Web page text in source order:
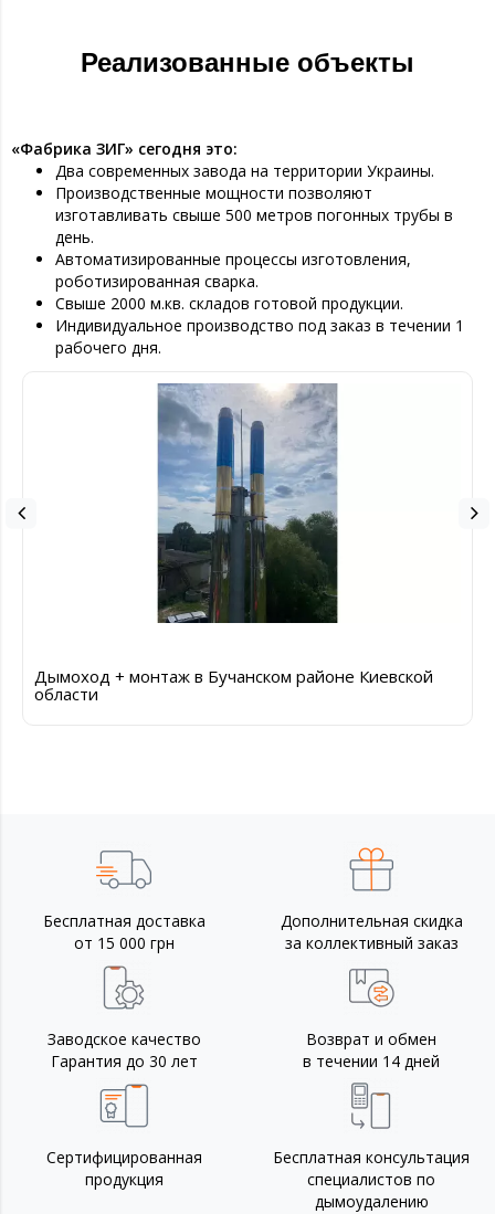
Реализованные объекты
«Фабрика ЗИГ» сегодня это:
Два современных завода на территории Украины.
Производственные мощности позволяют
изготавливать свыше 500 метров погонных трубы в
день.
Автоматизированные процессы изготовления,
роботизированная сварка.
Свыше 2000 м.кв. складов готовой продукции.
Индивидуальное производство под заказ в течении 1
рабочего дня.
Дымоход + монтаж в Бучанском районе Киевской
области
Бесплатная доставка
от 15 000 грн
Дополнительная скидка
за коллективный заказ
Заводское качество
Гарантия до 30 лет
Возврат и обмен
в течении 14 дней
Сертифицированная
продукция
Бесплатная консультация
специалистов по
дымоудалению